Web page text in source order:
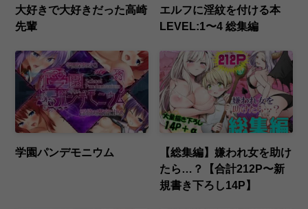
大好きで大好きだった高崎
先輩
エルフに淫紋を付ける本
LEVEL:1〜4 総集編
学園パンデモニウム
【総集編】嫌われ女を助け
たら…？【合計212P〜新
規書き下ろし14P】